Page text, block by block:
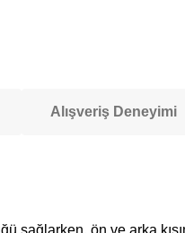
Alışveriş Deneyimi
sağlarken, ön ve arka